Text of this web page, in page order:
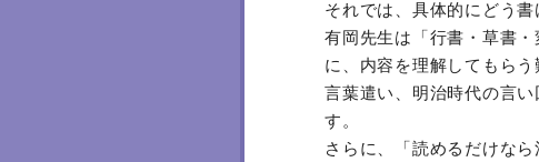
それでは、具体的にどう
有岡先生は「行書・草書
に、内容を理解してもら
言葉遣い、明治時代の言
す。
さらに、「読めるだけな